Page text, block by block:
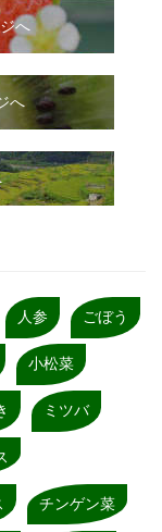
へ
へ
人参 ごぼう
小松菜
ミツバ
チンゲン菜